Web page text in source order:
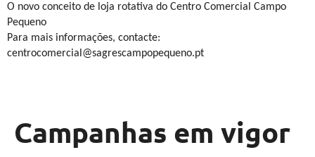
O novo conceito de loja rotativa do Centro Comercial Campo
Pequeno
Para mais informações, contacte:
centrocomercial@sagrescampopequeno.pt
Campanhas em vigor